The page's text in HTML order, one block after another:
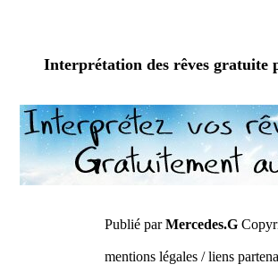
Interprétation des rêves gratuite
Publié parMercedes.G
mentions légales / liens